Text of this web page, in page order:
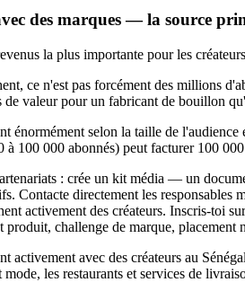
des marques — la source
la plus importante pour les
ce n'est pas forcément des millions
de valeur pour un fabricant de bouillon
énormément selon la taille de
à 100 000 abonnés) peut facturer 100
: crée un kit média — un
Contacte directement les
activement des créateurs. Inscris-toi
produit, challenge de marque, placement
activement avec des créateurs au
mode, les restaurants et services de